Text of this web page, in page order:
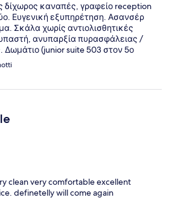
δίχωρος καναπές, γραφείο reception
Ευγενική εξυπηρέτηση. Ασανσέρ
Σκάλα χωρίς αντιολισθητικές
ανυπαρξία πυρασφάλειας /
(junior suite 503 στον 5ο
στο πάτωμα, χωρίς κανένα
που να δημιουργεί ευχάριστη
θέρμανση, όπως και το υπόλοιπο
την είσοδό μας 14 βαθμοί.
και μας έφεραν σόμπα (**σε
Το προσκέφαλο στο διπλό κρεβάτι
Η τουαλέτα με ντους (δε
βρύση / ντους, κάναμε ντους
σαν τσιμεντοκονία,
στον 5ο ανοίγουν χωρίς καμία
κενό από τον 5ο χωρίς καμία
για φαγητό , το πρωινό
clean very comfortable excellent
definetelly will come again